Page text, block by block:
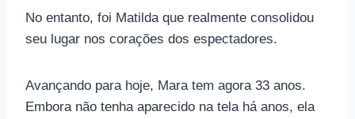
No entanto, foi Matilda que realmente consolidou
seu lugar nos corações dos espectadores.
Avançando para hoje, Mara tem agora 33 anos.
Embora não tenha aparecido na tela há anos, ela